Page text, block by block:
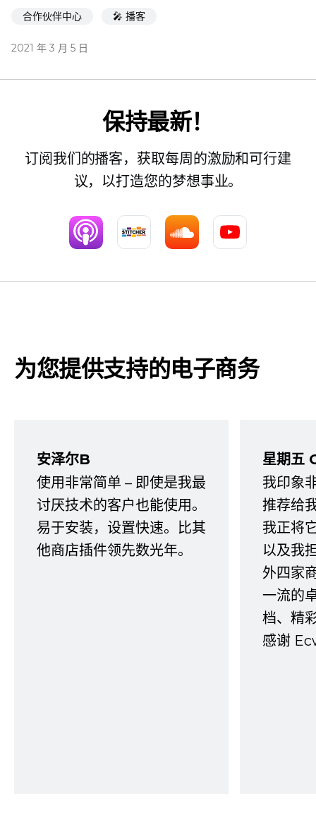
合作伙伴中心 🎤 播客
2021 年 3 月 5 日
保持最新！
订阅我们的播客，获取每周的激励和可行建
议，以打造您的梦想事业。
为您提供支持的电子商务
安泽尔B
使用非常简单 – 即使是我最
讨厌技术的客户也能使用。
易于安装，设置快速。比其
他商店插件领先数光年。
星期五
我印象
推荐给
我正将
以及我
外四家
一流的
档、精
感谢